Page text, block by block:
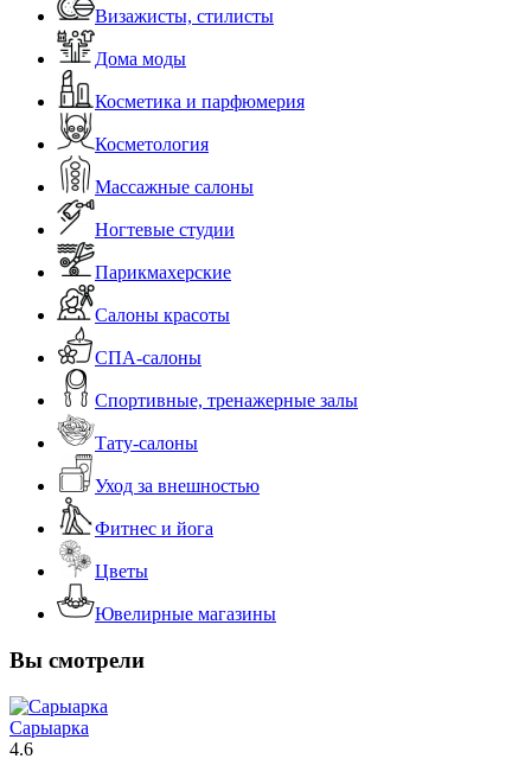
Визажисты, стилисты
Дома моды
Косметика и парфюмерия
Косметология
Массажные салоны
Ногтевые студии
Парикмахерские
Салоны красоты
СПА-салоны
Спортивные, тренажерные залы
Тату-салоны
Уход за внешностью
Фитнес и йога
Цветы
Ювелирные магазины
Вы смотрели
Сарыарка
4.6